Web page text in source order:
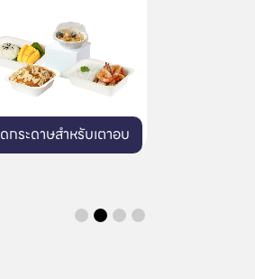
แก้วพลาสติก